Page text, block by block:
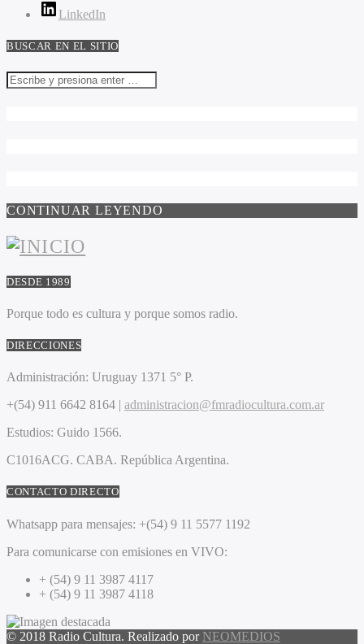
LinkedIn
BUSCAR EN EL SITIO
CONTINUAR LEYENDO
DESDE 1989
Porque todo es cultura y porque somos radio.
DIRECCIONES
Administración: Uruguay 1371 5° P.
+(54) 911 6642 8164 | administracion@fmradiocultura.com.ar
Estudios: Guido 1566.
C1016ACG. CABA. República Argentina.
CONTACTO DIRECTO
Whatsapp para mensajes: +(54) 9 11 5577 1192
Para comunicarse con emisiones en VIVO:
+ (54) 9 11 3987 4117
+ (54) 9 11 3987 4118
© 2018 Radio Cultura. Realizado por NEOMEDIOS